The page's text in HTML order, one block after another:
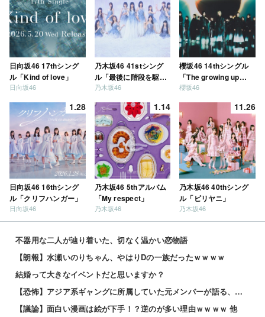
日向坂46 17thシング
ル「Kind of love」
日向坂46
乃木坂46 41stシング
ル「最後に階段を駆け
上がったのはいつ
乃木坂46
櫻坂46 14thシングル
「The growing up
train」
櫻坂46
1.28
日向坂46 16thシング
ル「クリフハンガー」
日向坂46
1.14
乃木坂46 5thアルバム
「My respect」
乃木坂46
11.26
乃木坂46 40thシング
ル「ビリヤニ」
乃木坂46
不器用な二人が辿り着いた、切なく温かい恋物語
【朗報】水瀬いのりちゃん、やはりDの一族だったｗｗｗｗ
結婚って大きなイベントだと思いますか？
【恐怖】アジア系ギャングに所属していた元メンバーが語る、あの時のリアルすぎる体験談… 他
【議論】面白い漫画は絵が下手！？逆のが多い理由ｗｗｗｗ 他